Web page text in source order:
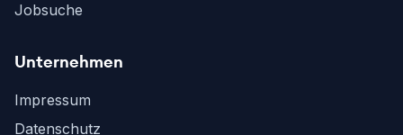
Jobsuche
Unternehmen
Impressum
Datenschutz